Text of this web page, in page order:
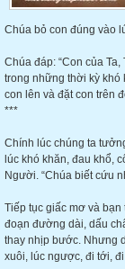
Chúa bỏ con đúng vào
Chúa đáp: “Con của
trong những thời kỳ khó
con lên và đặt con trên
***
Chính lúc chúng ta
lúc khó khăn, đau khổ,
Người. “Chúa biết cứu
Tiếp tục giấc mơ và
đoạn đường dài, dấu
thay nhịp bước. Nhưng
xuôi, lúc ngược, đi tới,